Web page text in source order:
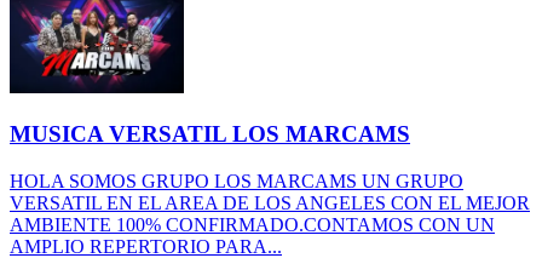
MUSICA VERSATIL LOS MARCAMS
HOLA SOMOS GRUPO LOS MARCAMS UN GRUPO
VERSATIL EN EL AREA DE LOS ANGELES CON EL MEJOR
AMBIENTE 100% CONFIRMADO.CONTAMOS CON UN
AMPLIO REPERTORIO PARA...